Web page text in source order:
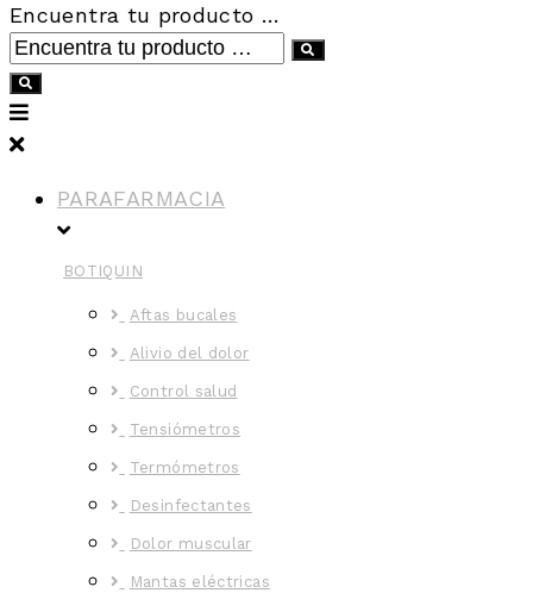
Encuentra tu producto …
PARAFARMACIA
BOTIQUIN
Aftas bucales
Alivio del dolor
Control salud
Tensiómetros
Termómetros
Desinfectantes
Dolor muscular
Mantas eléctricas